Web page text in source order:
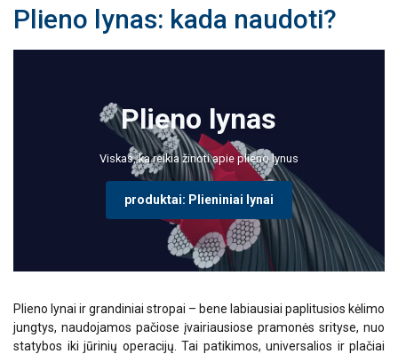
Plieno lynas: kada naudoti?
Plieno lynas
Viskas, ką reikia žinoti apie plieno lynus
produktai: Plieniniai lynai
Plieno lynai ir grandiniai stropai – bene labiausiai paplitusios kėlimo
jungtys, naudojamos pačiose įvairiausiose pramonės srityse, nuo
statybos iki jūrinių operacijų. Tai patikimos, universalios ir plačiai